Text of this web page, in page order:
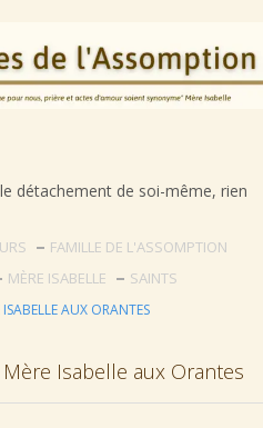
de soi-même, rien n’est
FAMILLE DE L'ASSOMPTION
MÈRE ISABELLE SAINTS
AUX ORANTES
Isabelle aux Orantes